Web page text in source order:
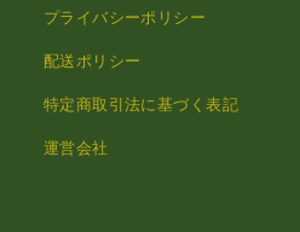
プライバシーポリシー
配送ポリシー
特定商取引法に基づく表記
運営会社